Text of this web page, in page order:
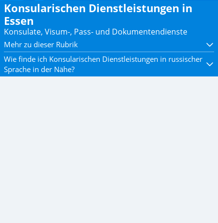
Konsularischen Dienstleistungen in
Essen
Konsulate, Visum-, Pass- und Dokumentendienste
Mehr zu dieser Rubrik
Wie finde ich Konsularischen Dienstleistungen in russischer
Sprache in der Nähe?